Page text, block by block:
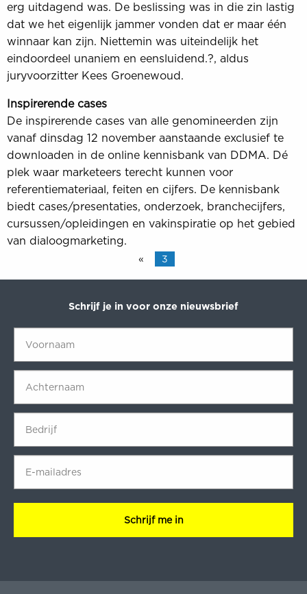
erg uitdagend was. De beslissing was in die zin lastig
dat we het eigenlijk jammer vonden dat er maar één
winnaar kan zijn. Niettemin was uiteindelijk het
eindoordeel unaniem en eensluidend.?, aldus
juryvoorzitter Kees Groenewoud.
Inspirerende cases
De inspirerende cases van alle genomineerden zijn
vanaf dinsdag 12 november aanstaande exclusief te
downloaden in de online kennisbank van DDMA. Dé
plek waar marketeers terecht kunnen voor
referentiemateriaal, feiten en cijfers. De kennisbank
biedt cases/presentaties, onderzoek, branchecijfers,
cursussen/opleidingen en vakinspiratie op het gebied
van dialoogmarketing.
« 3
Schrijf je in voor onze nieuwsbrief
mailadres *
CAPTCHA